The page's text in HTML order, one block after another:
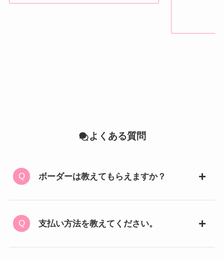
よくある質問
ボーダーは教えてもらえますか？
支払い方法を教えてください。